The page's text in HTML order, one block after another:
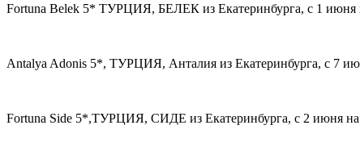
Fortuna Belek 5* ТУРЦИЯ, БЕЛЕК из Екатеринбурга, с 1 июня
Antalya Adonis 5*, ТУРЦИЯ, Анталия из Екатеринбурга, с 7
Fortuna Side 5*,ТУРЦИЯ, СИДЕ из Екатеринбурга, с 2 июня на